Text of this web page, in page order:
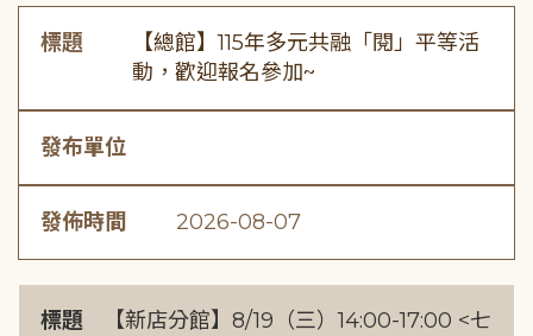
標題
【總館】115年多元共融「閱」平等活
動，歡迎報名參加~
發布單位
發佈時間 2026-08-07
標題
【新店分館】8/19（三）14:00-17:00 <七